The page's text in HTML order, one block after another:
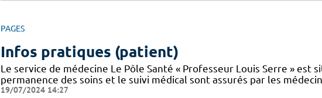
PAGES
Infos pratiques (patient)
Le service de médecine Le Pôle Santé « Professeur Louis Serre » est
permanence des soins et le suivi médical sont assurés par les
19/07/2024 14:27